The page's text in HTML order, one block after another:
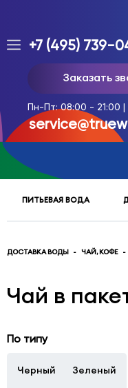
Заказ
доставки
воды
тел.
многоканальный
Московская
н,
Мытищи,
МКР
Пироговский
дом
+7 (495) 739-
Заказать
Пн-Пт: 08:00 - 21:00
ПИТЬЕВАЯ ВОДА
ДОСТАВКА ВОДЫ ЧАЙ, КОФЕ
Чай в
По типу
Черный
Зеленый